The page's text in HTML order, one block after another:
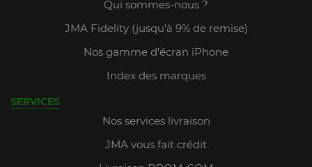
Qui sommes-nous ?
JMA Fidelity (jusqu'à 9% de remise)
Nos gamme d'écran iPhone
Index des marques
SERVICES
Nos services livraison
JMA vous fait crédit